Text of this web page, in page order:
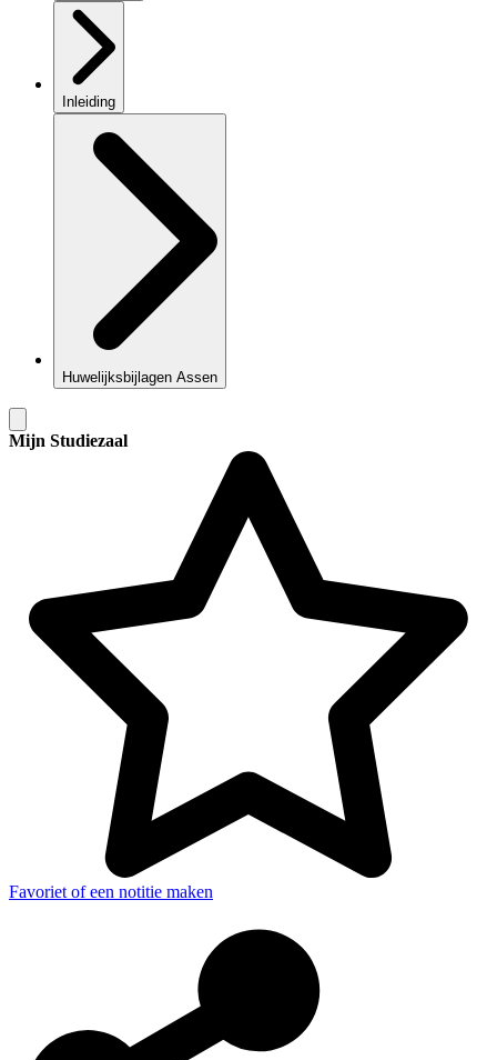
Inleiding
Huwelijksbijlagen Assen
Mijn Studiezaal
Favoriet of een notitie maken